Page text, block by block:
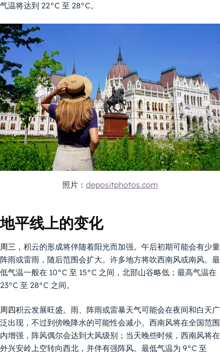
气温将达到 22°C 至 28°C。
照片： depositphotos.com
地平线上的变化
周三， 积云的形成将伴随着阳光而加强。午后初期可能会有少量
阵雨或雷雨，随后范围会扩大。许多地方将吹西南风或南风。最
低气温一般在 10°C 至 15°C 之间，北部山谷略低；最高气温在
23°C 至 28°C 之间。
周四积云发展旺盛。雨、阵雨或雷暴天气可能会在夜间和白天广
泛出现，不过到傍晚降水的可能性会减小。西南风将在全国范围
内增强，阵风偶尔会达到大风级别；当天晚些时候，西南风将在
外兴安岭上空转向西北，并伴有强阵风。最低气温为 9°C 至